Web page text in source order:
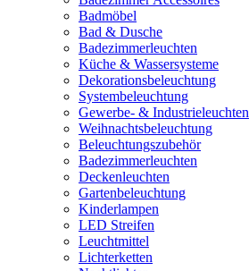
Badmöbel
Bad & Dusche
Badezimmerleuchten
Küche & Wassersysteme
Dekorationsbeleuchtung
Systembeleuchtung
Gewerbe- & Industrieleuchten
Weihnachtsbeleuchtung
Beleuchtungszubehör
Badezimmerleuchten
Deckenleuchten
Gartenbeleuchtung
Kinderlampen
LED Streifen
Leuchtmittel
Lichterketten